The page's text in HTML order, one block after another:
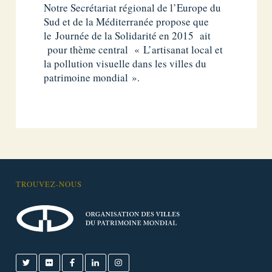
Notre Secrétariat régional de l’Europe du
Sud et de la Méditerranée propose que
le Journée de la Solidarité en 2015 ait
pour thème central « L’artisanat local et
la pollution visuelle dans les villes du
patrimoine mondial ».
TROUVEZ-NOUS